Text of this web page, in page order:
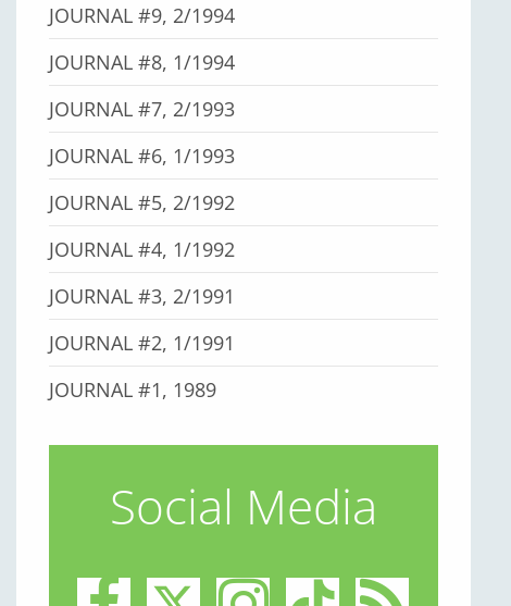
JOURNAL #9, 2/1994
JOURNAL #8, 1/1994
JOURNAL #7, 2/1993
JOURNAL #6, 1/1993
JOURNAL #5, 2/1992
JOURNAL #4, 1/1992
JOURNAL #3, 2/1991
JOURNAL #2, 1/1991
JOURNAL #1, 1989
Social Media